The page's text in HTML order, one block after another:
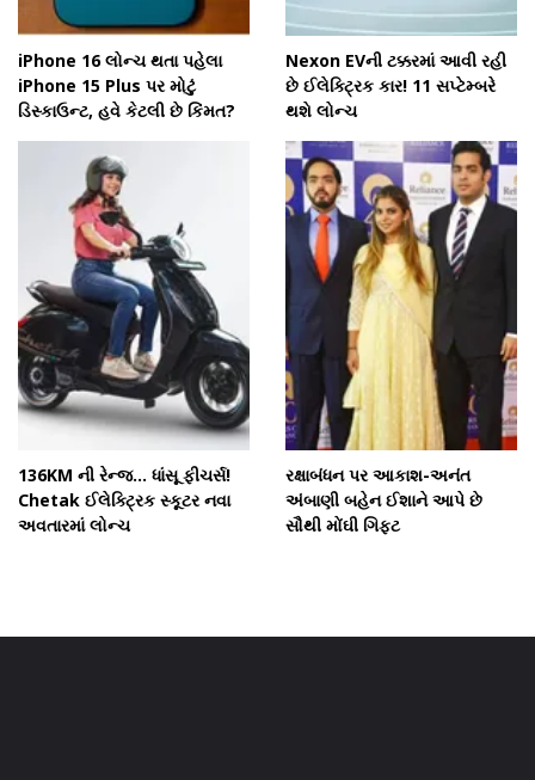
iPhone 16 લોન્ચ થતા પહેલા
iPhone 15 Plus પર મોટું
ડિસ્કાઉન્ટ, હવે કેટલી છે કિંમત?
Nexon EVની ટક્કરમાં આવી રહી
છે ઈલેક્ટ્રિક કાર! 11 સપ્ટેમ્બરે
થશે લોન્ચ
136KM ની રેન્જ... ધાંસૂ ફીચર્સ!
Chetak ઈલેક્ટ્રિક સ્કૂટર નવા
અવતારમાં લોન્ચ
રક્ષાબંધન પર આકાશ-અનંત
અંબાણી બહેન ઈશાને આપે છે
સૌથી મોંઘી ગિફ્ટ